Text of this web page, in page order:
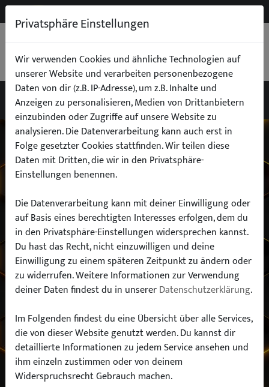
0,00 €
Wähle dein Auto
finde alle passenden Teile schnell und
einfach
Hersteller:
Modell:
SUCHEN
Privatsphäre Einstellungen
Wir verwenden Cookies und ähnliche Technologien auf
unserer Website und verarbeiten personenbezogene
Daten von dir (z.B. IP-Adresse), um z.B. Inhalte und
Anzeigen zu personalisieren, Medien von Drittanbietern
einzubinden oder Zugriffe auf unsere Website zu
analysieren. Die Datenverarbeitung kann auch erst in
Folge gesetzter Cookies stattfinden. Wir teilen diese
Daten mit Dritten, die wir in den Privatsphäre-
Einstellungen benennen.
Die Datenverarbeitung kann mit deiner Einwilligung oder
auf Basis eines berechtigten Interesses erfolgen, dem du
in den Privatsphäre-Einstellungen widersprechen kannst.
Du hast das Recht, nicht einzuwilligen und deine
Einwilligung zu einem späteren Zeitpunkt zu ändern oder
zu widerrufen. Weitere Informationen zur Verwendung
deiner Daten findest du in unsererDatenschutzerklärung.
Im Folgenden findest du eine Übersicht über alle Services,
die von dieser Website genutzt werden. Du kannst dir
detaillierte Informationen zu jedem Service ansehen und
ihm einzeln zustimmen oder von deinem
Widerspruchsrecht Gebrauch machen.